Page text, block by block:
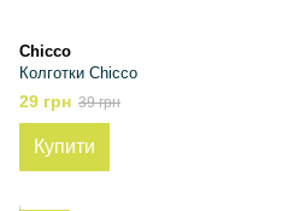
Chicco
Колготки Chicco
29 грн 39 грн
Купити